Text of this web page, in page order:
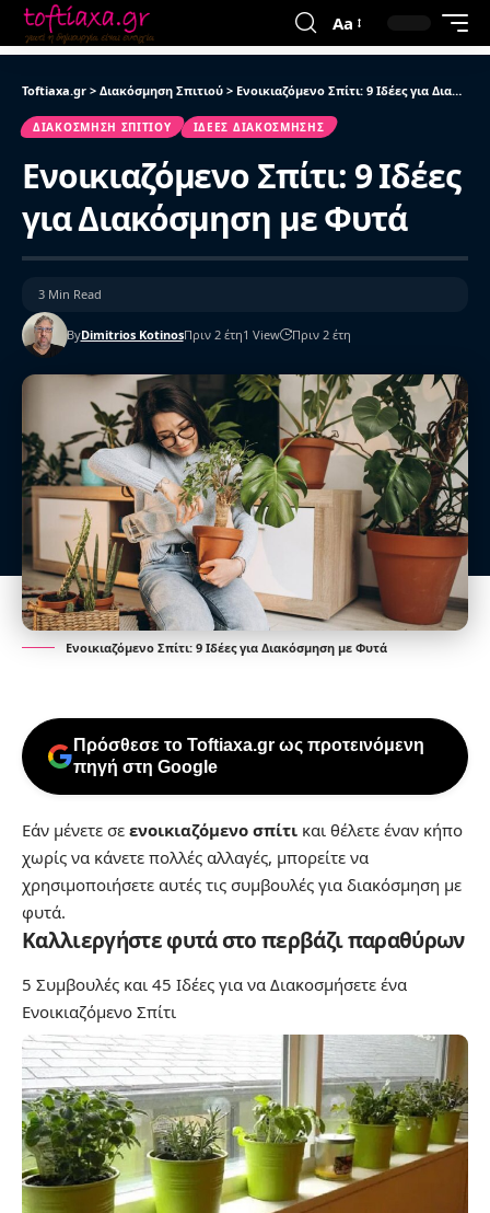
Aa
Toftiaxa.gr > Διακόσμηση Σπιτιού > Ενοικιαζόμενο Σπίτι: 9 Ιδέες για Διακόσμηση με Φυτά
ΔΙΑΚΌΣΜΗΣΗ ΣΠΙΤΙΟΎ ΙΔΈΕΣ ΔΙΑΚΌΣΜΗΣΗΣ
Ενοικιαζόμενο Σπίτι: 9 Ιδέες
για Διακόσμηση με Φυτά
ByDimitrios KotinosΠριν 2 έτη1 View Πριν 2 έτη
3 Min Read
Ενοικιαζόμενο Σπίτι: 9 Ιδέες για Διακόσμηση με Φυτά
Πρόσθεσε το Toftiaxa.gr ως προτεινόμενη
πηγή στη Google
Εάν μένετε σε ενοικιαζόμενο σπίτι και θέλετε έναν κήπο
χωρίς να κάνετε πολλές αλλαγές, μπορείτε να
χρησιμοποιήσετε αυτές τις συμβουλές για διακόσμηση με
φυτά.
Καλλιεργήστε φυτά στο περβάζι παραθύρων
5 Συμβουλές και 45 Ιδέες για να Διακοσμήσετε ένα
Ενοικιαζόμενο Σπίτι